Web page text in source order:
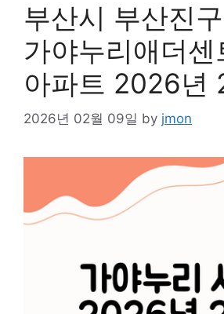
부산시 부산진
가야누리애더센
아파트 2026년
2026년 02월 09일 by jmon